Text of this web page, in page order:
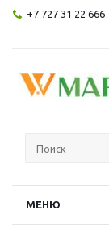
+7 727 31 22 666
МЕНЮ